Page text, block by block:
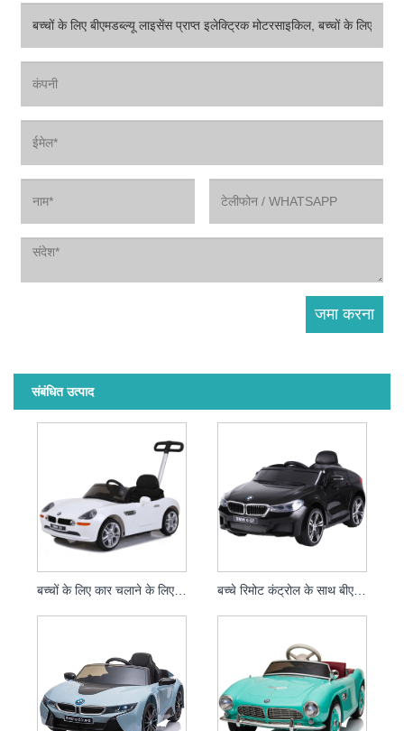
संबंधित उत्पाद
बच्चों के लिए कार चलाने के लिए बच्चों के लिए पुश हैंडल वाली खिलौना कार बच्चे रिमोट कंट्रोल के साथ बीएमडब्ल्यू लाइसेंस वाली इलेक्ट्रिक कार पर सवारी करते हैं